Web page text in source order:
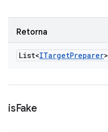
Retorna
List<ITargetPreparer>
isFake